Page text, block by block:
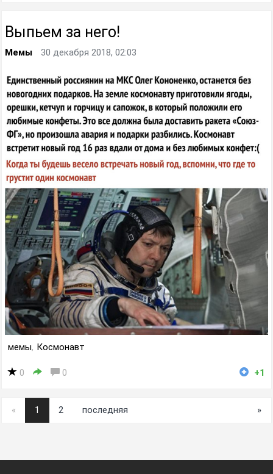
Выпьем за него!
Мемы 30 декабря 2018, 02:03
мемы, Космонавт
0 0 +1
« 1 2 последняя »